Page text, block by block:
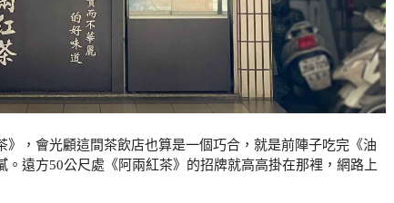
，會光顧這間茶飲店也算是一個巧合，就是前陣子吃完《油
遠方50公尺處《阿兩紅茶》的招牌就高高掛在那裡，網路上